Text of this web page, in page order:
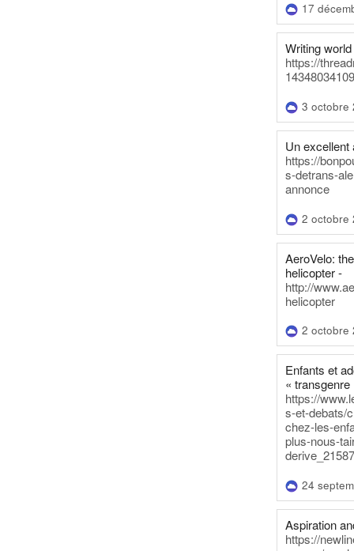
17
Writing
https://
3 octobre
Un excellent
https://
s-detrans-
annonce
2 octobre
AeroVelo:
helicopter -
http://
helicopter
2 octobre
Enfants et
«
https://
s-et-debats/
chez-les-
plus-nous-
24
Aspiration
https://